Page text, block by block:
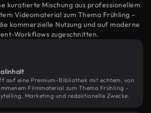
kuratierte Mischung aus professionellem
Videomaterial zum Thema Frühling –
kommerzielle Nutzung und auf moderne
Workflows zugeschnitten.
auf eine Premium-Bibliothek mit echtem, von
Filmmaterial zum Thema Frühling –
Marketing und redaktionelle Zwecke.